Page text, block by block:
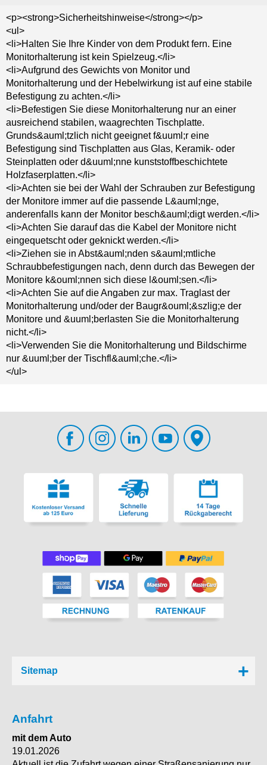
<p><strong>Sicherheitshinweise</strong></p>
<ul>
<li>Halten Sie Ihre Kinder von dem Produkt fern. Eine
Monitorhalterung ist kein Spielzeug.</li>
<li>Aufgrund des Gewichts von Monitor und
Monitorhalterung und der Hebelwirkung ist auf eine stabile
Befestigung zu achten.</li>
<li>Befestigen Sie diese Monitorhalterung nur an einer
ausreichend stabilen, waagrechten Tischplatte.
Grunds&auml;tzlich nicht geeignet f&uuml;r eine
Befestigung sind Tischplatten aus Glas, Keramik- oder
Steinplatten oder d&uuml;nne kunststoffbeschichtete
Holzfaserplatten.</li>
<li>Achten sie bei der Wahl der Schrauben zur Befestigung
der Monitore immer auf die passende L&auml;nge,
anderenfalls kann der Monitor besch&auml;digt werden.</li>
<li>Achten Sie darauf das die Kabel der Monitore nicht
eingequetscht oder geknickt werden.</li>
<li>Ziehen sie in Abst&auml;nden s&auml;mtliche
Schraubbefestigungen nach, denn durch das Bewegen der
Monitore k&ouml;nnen sich diese l&ouml;sen.</li>
<li>Achten Sie auf die Angaben zur max. Traglast der
Monitorhalterung und/oder der Baugr&ouml;&szlig;e der
Monitore und &uuml;berlasten Sie die Monitorhalterung
nicht.</li>
<li>Verwenden Sie die Monitorhalterung und Bildschirme
nur &uuml;ber der Tischfl&auml;che.</li>
</ul>
Sitemap
Anfahrt
mit dem Auto
19.01.2026